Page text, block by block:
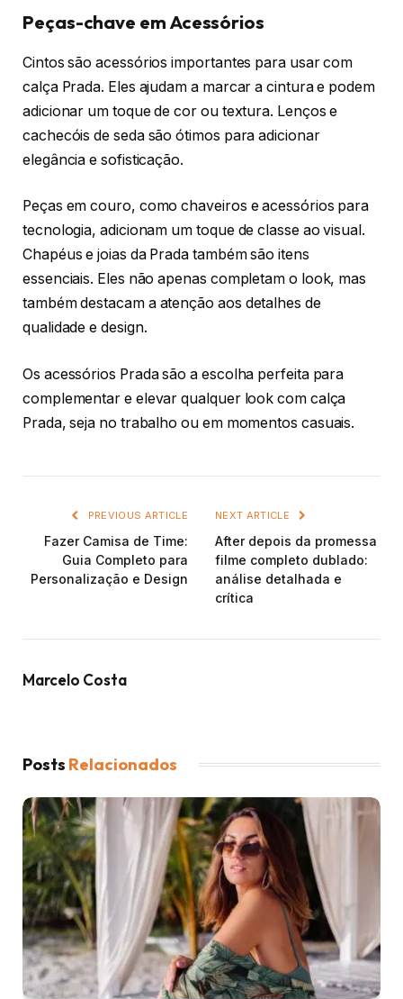
Peças-chave em Acessórios
Cintos são acessórios importantes para usar com
calça Prada. Eles ajudam a marcar a cintura e podem
adicionar um toque de cor ou textura. Lenços e
cachecóis de seda são ótimos para adicionar
elegância e sofisticação.
Peças em couro, como chaveiros e acessórios para
tecnologia, adicionam um toque de classe ao visual.
Chapéus e joias da Prada também são itens
essenciais. Eles não apenas completam o look, mas
também destacam a atenção aos detalhes de
qualidade e design.
Os acessórios Prada são a escolha perfeita para
complementar e elevar qualquer look com calça
Prada, seja no trabalho ou em momentos casuais.
PREVIOUS ARTICLE
Fazer Camisa de Time:
Guia Completo para
Personalização e Design
NEXT ARTICLE
After depois da promessa
filme completo dublado:
análise detalhada e
crítica
Marcelo Costa
Posts Relacionados